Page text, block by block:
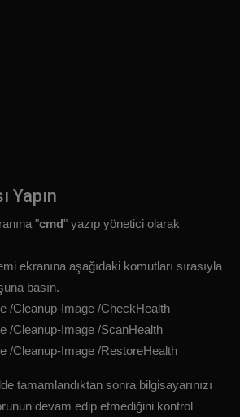
Yapın
"cmd" yazıp yönetici olarak
ekranına aşağıdaki komutları sırasıyla
basın.
/Cleanup-Image /CheckHealth
/Cleanup-Image /ScanHealth
/Cleanup-Image /RestoreHealth
tamamlandıktan sonra bilgisayarınızı
devam edip etmediğini kontrol